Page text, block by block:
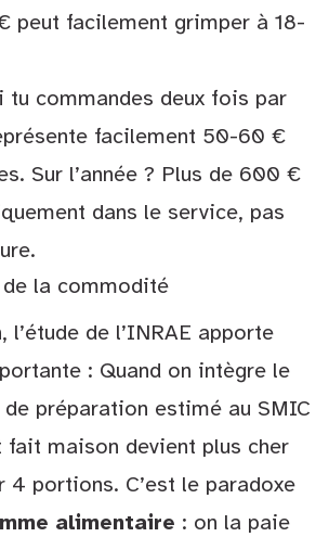
peut facilement grimper à 18-
tu commandes deux fois par
facilement 50-60 €
Sur l’année ? Plus de 600 €
dans le service, pas
la commodité
de l’INRAE apporte
: Quand on intègre le
préparation estimé au SMIC
fait maison devient plus cher
4 portions. C’est le paradoxe
alimentaire : on la paie